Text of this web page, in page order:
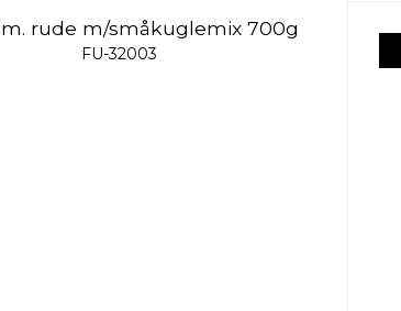
m. rude m/småkuglemix 700g
FU-32003